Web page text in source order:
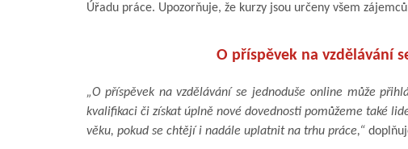
Úřadu práce. Upozorňuje, že kurzy jsou určeny všem
O příspěvek na vzdělávání
„O příspěvek na vzdělávání se jednoduše online může
kvalifikaci či získat úplně nové dovednosti pomůžeme také
věku, pokud se chtějí i nadále uplatnit na trhu práce,“